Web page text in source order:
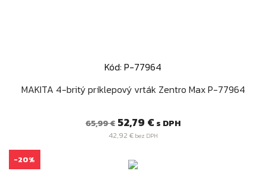
Kód: P-77964
MAKITA 4-britý príklepový vrták Zentro Max P-77964
Bežná
cena
65,99 € Cena
52,79 € s DPH
42,92 €bez DPH
-20%